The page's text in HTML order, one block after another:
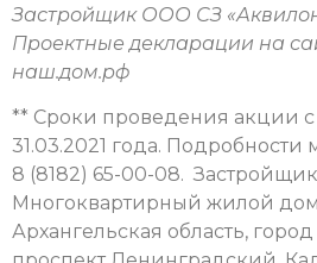
Застройщик ООО СЗ
Проектные декларации на
наш.дом.рф
** Сроки проведения акции с
31.03.2021 года. Подробности
8 (8182) 65-00-08.
Многоквартирный жилой
Архангельская область,